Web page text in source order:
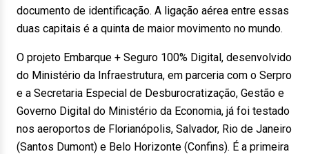
documento de identificação. A ligação aérea entre essas
duas capitais é a quinta de maior movimento no mundo.
O projeto Embarque + Seguro 100% Digital, desenvolvido
do Ministério da Infraestrutura, em parceria com o Serpro
e a Secretaria Especial de Desburocratização, Gestão e
Governo Digital do Ministério da Economia, já foi testado
nos aeroportos de Florianópolis, Salvador, Rio de Janeiro
(Santos Dumont) e Belo Horizonte (Confins). É a primeira